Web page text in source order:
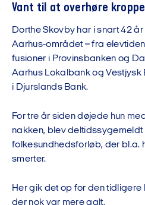
Vant til at overhøre
Dorthe Skovby har i snart 42
Aarhus-området – fra
fusioner i Provinsbanken og
Aarhus Lokalbank og Vestjysk
i Djurslands Bank.
For tre år siden døjede hun
nakken, blev deltidssygemeldt
folkesundhedsforløb, der bl.a.
smerter.
Her gik det op for den
der nok var mere galt.